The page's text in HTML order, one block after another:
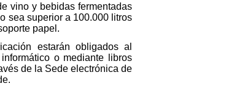
vino y bebidas fermentadas
sea superior a 100.000 litros
papel.
estarán obligados al
o mediante libros
de la Sede electrónica de